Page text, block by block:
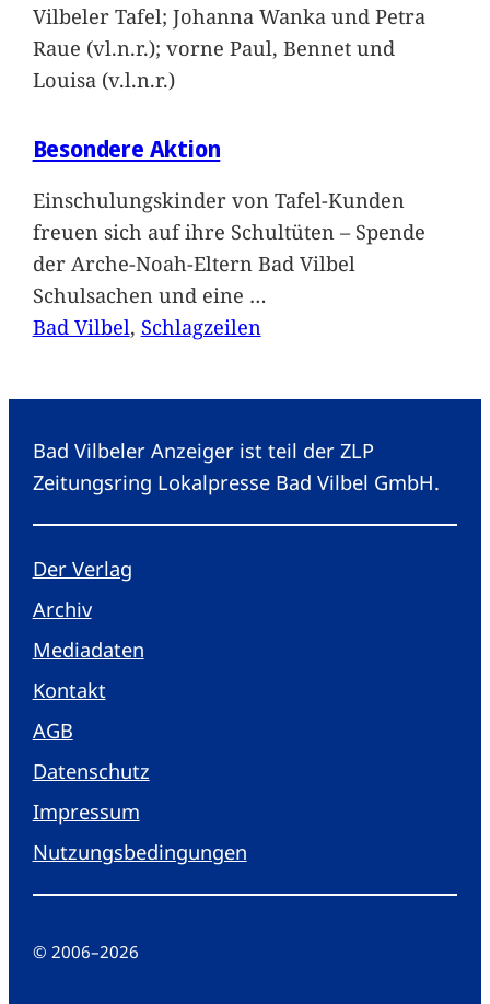
Vilbeler Tafel; Johanna Wanka und Petra
Raue (vl.n.r.); vorne Paul, Bennet und
Louisa (v.l.n.r.)
Besondere Aktion
Einschulungskinder von Tafel-Kunden
freuen sich auf ihre Schultüten – Spende
der Arche-Noah-Eltern Bad Vilbel
Schulsachen und eine …
Bad Vilbel, Schlagzeilen
Bad Vilbeler Anzeiger ist teil der ZLP
Zeitungsring Lokalpresse Bad Vilbel GmbH.
Der Verlag
Archiv
Mediadaten
Kontakt
AGB
Datenschutz
Impressum
Nutzungsbedingungen
© 2006–2026